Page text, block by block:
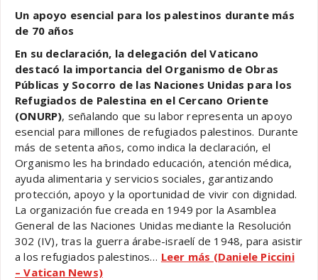
Un apoyo esencial para los palestinos durante más
de 70 años
En su declaración, la delegación del Vaticano
destacó la importancia del Organismo de Obras
Públicas y Socorro de las Naciones Unidas para los
Refugiados de Palestina en el Cercano Oriente
(ONURP), señalando que su labor representa un apoyo
esencial para millones de refugiados palestinos. Durante
más de setenta años, como indica la declaración, el
Organismo les ha brindado educación, atención médica,
ayuda alimentaria y servicios sociales, garantizando
protección, apoyo y la oportunidad de vivir con dignidad.
La organización fue creada en 1949 por la Asamblea
General de las Naciones Unidas mediante la Resolución
302 (IV), tras la guerra árabe-israelí de 1948, para asistir
a los refugiados palestinos… Leer más (Daniele Piccini
– Vatican News)